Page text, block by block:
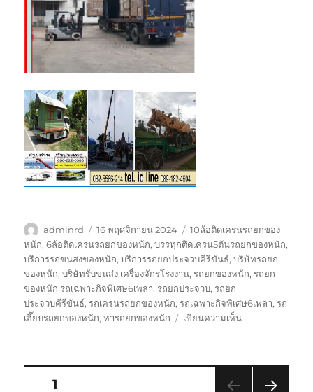
ผู้
เขียน
adminrd
เขียน
เมื่อ
16 พฤศจิกายน 2024
ป้าย
กำกับ
10ล้อติดเครนรถยกของ
หนัก,6ล้อติดเครนรถยกของหนัก,บรรทุกติดเครน5ตันรถยกของหนัก,
บริการรถขนสงของหนัก,บริการรถยกประจวบคีรีขันธ์,บริษัทรถยก
ของหนัก,บริษัทรับขนส่ง เครื่องจักรโรงงาน,รถยกของหนัก,รถยก
ของหนัก รถเฉพาะกิจพิเศษ6เพลา,รถยกประจวบ,รถยก
ประจวบคีรีขันธ์,รถเครนรถยกของหนัก,รถเฉพาะกิจพิเศษ6เพลา,รถ
เฮี๊ยบรถยกของหนัก,หารถยกของหนัก เขียนความเห็นบน
Posts
หน้า1